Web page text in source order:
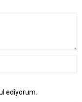
ediyorum.